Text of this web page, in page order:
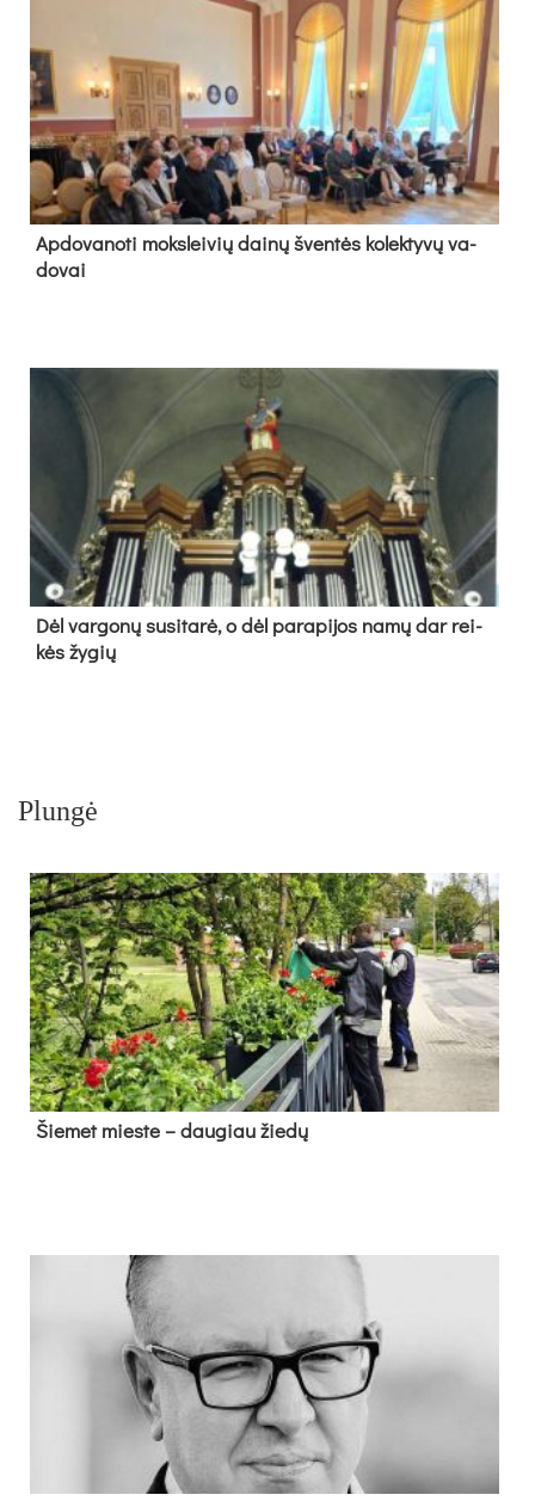
Ap­do­va­no­ti moks­lei­vių dai­nų šven­tės ko­lek­ty­vų va­
do­vai
Dėl var­go­nų su­si­ta­rė, o dėl pa­ra­pi­jos na­mų dar rei­
kės žy­gių
Plungė
Šie­met mies­te – dau­giau žie­dų